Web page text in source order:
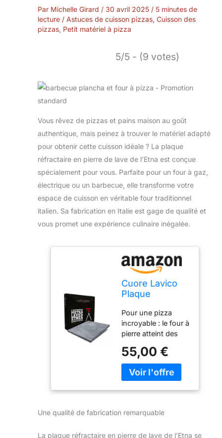
Par Michelle Girard / 30 avril 2025 / 5 minutes de
lecture / Astuces de cuisson pizzas, Cuisson des
pizzas, Petit matériel à pizza
5/5 - (9 votes)
Vous rêvez de pizzas et pains maison au goût
authentique, mais peinez à trouver le matériel adapté
pour obtenir cette cuisson idéale ? La plaque
réfractaire en pierre de lave de l’Etna est conçue
spécialement pour vous. Parfaite pour un four à gaz,
électrique ou un barbecue, elle transforme votre
espace de cuisson en véritable four traditionnel
italien. Sa fabrication en Italie est gage de qualité et
vous promet une expérience culinaire inégalée.
Cuore Lavico
Plaque
pierre de lave
de l’Etna pour
pizza et pain,
39 x 35 x 2 cm,
pour four à gaz,
électrique et
barbecue,
fabriquée en
Pour une pizza
incroyable : le four à
pierre atteint des
élevées qu’un four
de maison ne peut
atteindre.
de lave, vous
55,00 €
Une qualité de fabrication remarquable
La plaque réfractaire en pierre de lave de l’Etna se